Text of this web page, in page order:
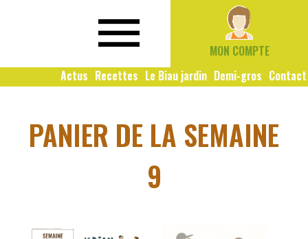
MON COMPTE
Actus Recettes Le Biau jardin Demi-gros Contact
PANIER DE LA SEMAINE
9